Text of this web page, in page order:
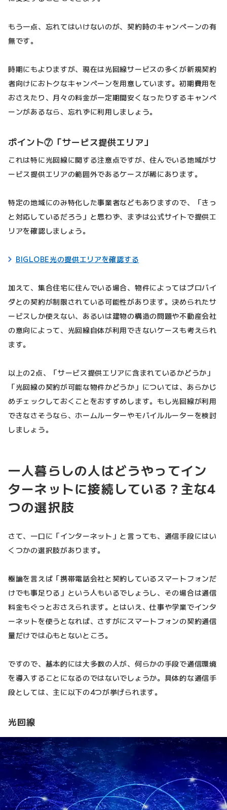
もう一点、忘れてはいけないのが、契約時のキャンペーンの有
無です。
時期にもよりますが、現在は光回線サービスの多くが新規契約
者向けにおトクなキャンペーンを用意しています。初期費用を
おさえたり、月々の料金が一定期間安くなったりするキャンペ
ーンがあるなら、忘れずに利用しましょう。
ポイント⑦「サービス提供エリア」
これは特に光回線に関する注意点ですが、住んでいる地域がサ
ービス提供エリアの範囲外であるケースが稀にあります。
特定の地域にのみ特化した事業者などもありますので、「きっ
と対応しているだろう」と思わず、まずは公式サイトで提供エ
リアを確認しましょう。
BIGLOBE光の提供エリアを確認する
加えて、集合住宅に住んでいる場合、物件によってはプロバイ
ダとの契約が制限されている可能性があります。決められたサ
ービスしか使えない、あるいは建物の構造の問題や不動産会社
の意向によって、光回線自体が利用できないケースも考えられ
ます。
以上の2点、「サービス提供エリアに含まれているかどうか」
「光回線の契約が可能な物件かどうか」については、あらかじ
めチェックしておくことをおすすめします。もし光回線が利用
できなさそうなら、ホームルーターやモバイルルーターを検討
しましょう。
一人暮らしの人はどうやってイン
ターネットに接続している？主な4
つの選択肢
さて、一口に「インターネット」と言っても、通信手段にはい
くつかの選択肢があります。
極論を言えば「携帯電話会社と契約しているスマートフォンだ
けでも事足りる」という人もいるでしょうし、その場合は通信
料金もぐっとおさえられます。とはいえ、仕事や学業でインタ
ーネットを使うとなれば、さすがにスマートフォンの契約通信
量だけでは心もとないところ。
ですので、基本的には大多数の人が、何らかの手段で通信環境
を導入することになるのではないでしょうか。具体的な通信手
段としては、主に以下の4つが挙げられます。
光回線